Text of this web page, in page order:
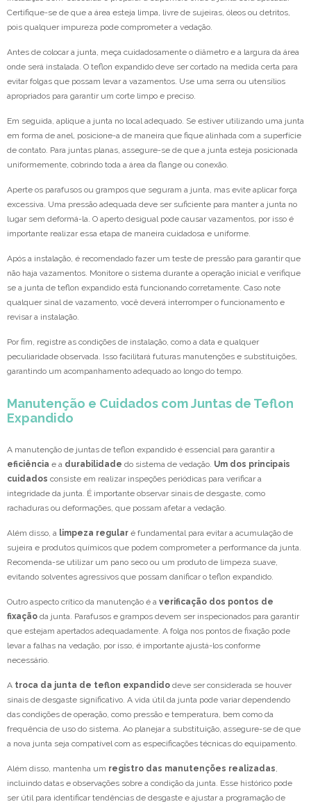
Certifique-se de que a área esteja limpa, livre de sujeiras, óleos ou detritos,
pois qualquer impureza pode comprometer a vedação.
Antes de colocar a junta, meça cuidadosamente o diâmetro e a largura da área
onde será instalada. O teflon expandido deve ser cortado na medida certa para
evitar folgas que possam levar a vazamentos. Use uma serra ou utensílios
apropriados para garantir um corte limpo e preciso.
Em seguida, aplique a junta no local adequado. Se estiver utilizando uma junta
em forma de anel, posicione-a de maneira que fique alinhada com a superfície
de contato. Para juntas planas, assegure-se de que a junta esteja posicionada
uniformemente, cobrindo toda a área da flange ou conexão.
Aperte os parafusos ou grampos que seguram a junta, mas evite aplicar força
excessiva. Uma pressão adequada deve ser suficiente para manter a junta no
lugar sem deformá-la. O aperto desigual pode causar vazamentos, por isso é
importante realizar essa etapa de maneira cuidadosa e uniforme.
Após a instalação, é recomendado fazer um teste de pressão para garantir que
não haja vazamentos. Monitore o sistema durante a operação inicial e verifique
se a junta de teflon expandido está funcionando corretamente. Caso note
qualquer sinal de vazamento, você deverá interromper o funcionamento e
revisar a instalação.
Por fim, registre as condições de instalação, como a data e qualquer
peculiaridade observada. Isso facilitará futuras manutenções e substituições,
garantindo um acompanhamento adequado ao longo do tempo.
Manutenção e Cuidados com Juntas de Teflon
Expandido
A manutenção de juntas de teflon expandido é essencial para garantir a
eficiência e a durabilidade do sistema de vedação. Um dos principais
cuidados consiste em realizar inspeções periódicas para verificar a
integridade da junta. É importante observar sinais de desgaste, como
rachaduras ou deformações, que possam afetar a vedação.
Além disso, a limpeza regular é fundamental para evitar a acumulação de
sujeira e produtos químicos que podem comprometer a performance da junta.
Recomenda-se utilizar um pano seco ou um produto de limpeza suave,
evitando solventes agressivos que possam danificar o teflon expandido.
Outro aspecto crítico da manutenção é a verificação dos pontos de
fixação da junta. Parafusos e grampos devem ser inspecionados para garantir
que estejam apertados adequadamente. A folga nos pontos de fixação pode
levar a falhas na vedação, por isso, é importante ajustá-los conforme
necessário.
A troca da junta de teflon expandido deve ser considerada se houver
sinais de desgaste significativo. A vida útil da junta pode variar dependendo
das condições de operação, como pressão e temperatura, bem como da
frequência de uso do sistema. Ao planejar a substituição, assegure-se de que
a nova junta seja compatível com as especificações técnicas do equipamento.
Além disso, mantenha um registro das manutenções realizadas,
incluindo datas e observações sobre a condição da junta. Esse histórico pode
ser útil para identificar tendências de desgaste e ajustar a programação de